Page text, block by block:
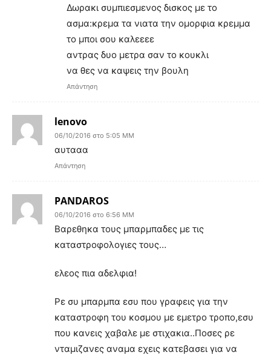
Δωρακι συμπιεσμενος δισκος με το
ασμα:κρεμα τα νιατα την ομορφια κρεμμα
το μποι σου καλεεεε
αντρας δυο μετρα σαν το κουκλι
να θες να καψεις την βουλη
Απάντηση
lenovo
06/10/2016 στο 5:05 ΜΜ
αυτααα
Απάντηση
PANDAROS
06/10/2016 στο 6:56 ΜΜ
Bαρεθηκα τους μπαρμπαδες με τις
καταστροφολογιες τους…
ελεος πια αδελφια!
Ρε συ μπαρμπα εσυ που γραφεις για την
καταστροφη του κοσμου με εμετρο τροπο,εσυ
που κανεις χαβαλε με στιχακια..Ποσες ρε
νταμιζανες αναμα εχεις κατεβασει για να